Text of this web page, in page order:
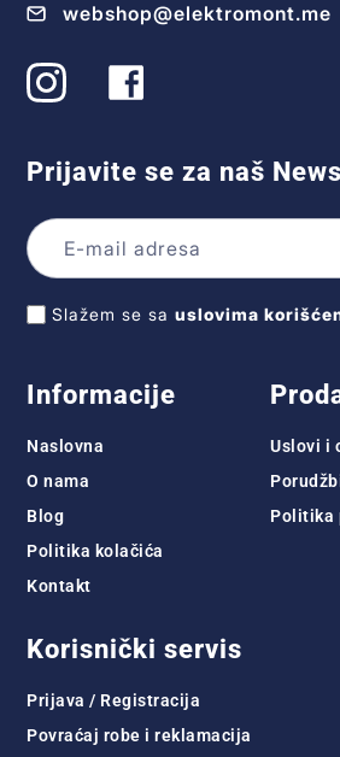
webshop@elektromont.me
Prijavite se za naš
Slažem se sauslovima
Informacije
Naslovna
O nama
Blog
Politika kolačića
Kontakt
Uslovi i
Politika
Korisnički servis
Prijava / Registracija
Povraćaj robe i reklamacija